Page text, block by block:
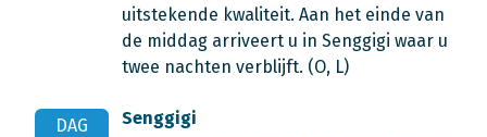
uitstekende kwaliteit. Aan het einde van
de middag arriveert u in Senggigi waar u
twee nachten verblijft. (O, L)
DAG
Senggigi